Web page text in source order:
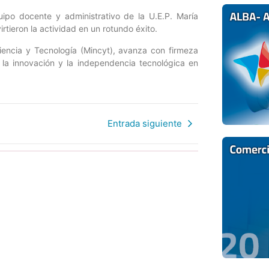
docente y administrativo de la U.E.P. María
la actividad en un rotundo éxito.
y Tecnología (Mincyt), avanza con firmeza
innovación y la independencia tecnológica en
Entrada siguiente